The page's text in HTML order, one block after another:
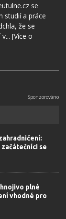
se
studií a práce
že se
[Více o
se
plné
vhodné pro